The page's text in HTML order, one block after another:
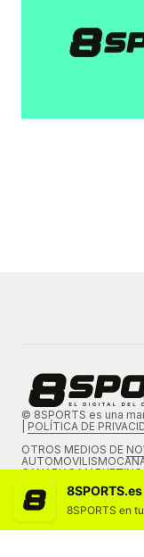
© 8SPORTS es una
POLÍTICA DE
OTROS MEDIOS DE
CANARIAS.MARKETING
8SPORTS.es
8SPORTS en